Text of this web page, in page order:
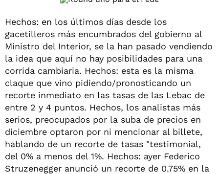
Hechos: en los últimos días desde los
gacetilleros más encumbrados del gobierno al
Ministro del Interior, se la han pasado vendiendo
la idea que aquí no hay posibilidades para una
corrida cambiaria. Hechos: esta es la misma
claque que vino pidiendo/pronosticando un
recorte inmediato en las tasas de las Lebac de
entre 2 y 4 puntos. Hechos, los analistas más
serios, preocupados por la suba de precios en
diciembre optaron por ni mencionar al billete,
hablando de un recorte de tasas "testimonial,
del 0% a menos del 1%. Hechos: ayer Federico
Struzenegger anunció un recorte de 0.75% en la